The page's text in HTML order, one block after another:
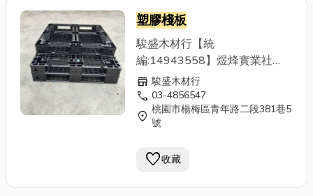
可供參考，(品項繁多,請來電洽
詢)客戶若有進口(進貨)棧板尺寸
不符現場使用，亦有收購或折價
回饋之評估服務。 ◆二手棧板
◆棧板 ◆木棧板 ◆
紙棧板 ◆棧板回收 ◆棧板回收
製造 ◆出口貨物包裝
塑膠棧板
駿盛木材行【統
編:14943558】煜烽實業社
【統編:49900289】專營二手
木棧板、塑膠棧板
賣，秉持資源回收再利用與降低
客戶包裝運輸成本為經營目標，
與塑膠棧板
store 駿盛木材行
call 03-4856547
location_on 桃園市楊梅區青年路二段381巷5
號
favorite收藏